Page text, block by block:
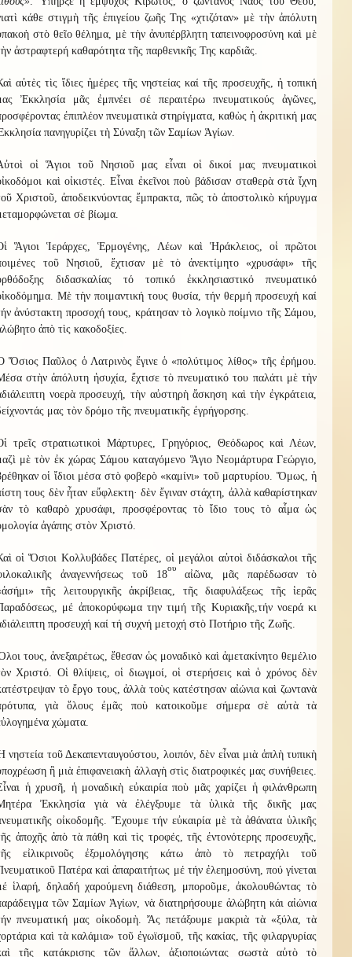
κάθε στιγμὴ τῆς ἐπιγείου ζωῆς Της «χτιζόταν» μὲ τὴν ἀπόλυτη
στὸ θεῖο θέλημα, μὲ τὴν ἀνυπέρβλητη ταπεινοφροσύνη καὶ μὲ
ἀστραφτερή καθαρότητα τῆς παρθενικῆς Της καρδιᾶς.
αὐτὲς τὶς ἴδιες ἡμέρες τῆς νηστείας καί τῆς προσευχῆς, ἡ τοπική
Ἐκκλησία μᾶς ἐμπνέει σέ περαιτέρω πνευματικούς ἀγῶνες,
ἐπιπλέον πνευματικὰ στηρίγματα, καθὼς ἡ ἀκριτική μας
πανηγυρίζει τὴ Σύναξη τῶν Σαμίων Ἁγίων.
οἱ Ἅγιοι τοῦ Νησιοῦ μας εἶναι οἱ δικοί μας πνευματικοὶ
καὶ οἰκιστές. Εἶναι ἐκεῖνοι ποὺ βάδισαν σταθερὰ στὰ ἴχνη
Χριστοῦ, ἀποδεικνύοντας ἔμπρακτα, πῶς τὸ ἀποστολικὸ κήρυγμα
σὲ βίωμα.
Ἅγιοι Ἱεράρχες, Ἑρμογένης, Λέων καὶ Ἡράκλειος, οἱ πρῶτοι
τοῦ Νησιοῦ, ἔχτισαν μὲ τὸ ἀνεκτίμητο «χρυσάφι» τῆς
διδασκαλίας τό τοπικό ἐκκλησιαστικό πνευματικό
Μὲ τὴν ποιμαντική τους θυσία, τήν θερμή προσευχή καί
ἀνύστακτη προσοχή τους, κράτησαν τὸ λογικὸ ποίμνιο τῆς Σάμου,
ἀπὸ τὶς κακοδοξίες.
Ὅσιος Παῦλος ὁ Λατρινὸς ἔγινε ὁ «πολύτιμος λίθος» τῆς ἐρήμου.
στὴν ἀπόλυτη ἡσυχία, ἔχτισε τὸ πνευματικό του παλάτι μὲ τὴν
νοερὰ προσευχή, τὴν αὐστηρὴ ἄσκηση καὶ τὴν ἐγκράτεια,
μας τὸν δρόμο τῆς πνευματικῆς ἐγρήγορσης.
τρεῖς στρατιωτικοὶ Μάρτυρες, Γρηγόριος, Θεόδωρος καὶ Λέων,
μὲ τὸν ἐκ χώρας Σάμου καταγόμενο Ἅγιο Νεομάρτυρα Γεώργιο,
οἱ ἴδιοι μέσα στὸ φοβερὸ «καμίνι» τοῦ μαρτυρίου. Ὅμως, ἡ
τους δὲν ἦταν εὔφλεκτη· δὲν ἔγιναν στάχτη, ἀλλὰ καθαρίστηκαν
τὸ καθαρὸ χρυσάφι, προσφέροντας τὸ ἴδιο τους τὸ αἷμα ὡς
ἀγάπης στὸν Χριστό.
οἱ Ὅσιοι Κολλυβάδες Πατέρες, οἱ μεγάλοι αὐτοὶ διδάσκαλοι τῆς
ἀναγεννήσεως τοῦ 18
ου
αἰῶνα, μᾶς παρέδωσαν τὸ
τῆς λειτουργικῆς ἀκρίβειας, τῆς διαφυλάξεως τῆς ἱερᾶς
μέ ἀποκορύφωμα την τιμή τῆς Κυριακῆς,τήν νοερά κι
προσευχή καί τή συχνή μετοχή στὸ Ποτήριο τῆς Ζωῆς.
τους, ἀνεξαιρέτως, ἔθεσαν ὡς μοναδικὸ καὶ ἀμετακίνητο θεμέλιο
Χριστό. Οἱ θλίψεις, οἱ διωγμοί, οἱ στερήσεις καὶ ὁ χρόνος δὲν
τὸ ἔργο τους, ἀλλὰ τοὺς κατέστησαν αἰώνια καὶ ζωντανὰ
γιὰ ὅλους ἐμᾶς ποὺ κατοικοῦμε σήμερα σὲ αὐτὰ τὰ
χώματα.
νηστεία τοῦ Δεκαπενταυγούστου, λοιπόν, δὲν εἶναι μιὰ ἁπλὴ τυπικὴ
ἢ μιὰ ἐπιφανειακὴ ἀλλαγὴ στὶς διατροφικές μας συνήθειες.
ἡ χρυσῆ, ἡ μοναδικὴ εὐκαιρία ποὺ μᾶς χαρίζει ἡ φιλάνθρωπη
Ἐκκλησία γιὰ νὰ ἐλέγξουμε τὰ ὑλικὰ τῆς δικῆς μας
οἰκοδομῆς. Ἔχουμε τήν εὐκαιρία μὲ τὰ ἀθάνατα ὑλικῆς
ἀποχῆς ἀπὸ τὰ πάθη καὶ τὶς τροφές, τῆς ἐντονότερης προσευχῆς,
εἰλικρινοῦς ἐξομολόγησης κάτω ἀπὸ τὸ πετραχήλι τοῦ
Πατέρα καὶ ἀπαραιτήτως μέ τήν ἐλεημοσύνη, πού γίνεται
ἱλαρή, δηλαδή χαρούμενη διάθεση, μποροῦμε, ἀκολουθώντας τὸ
τῶν Σαμίων Ἁγίων, νὰ διατηρήσουμε ἀλώβητη κάι αἰώνια
πνευματική μας οἰκοδομὴ. Ἄς πετάξουμε μακριὰ τὰ «ξύλα, τὰ
καὶ τὰ καλάμια» τοῦ ἐγωϊσμοῦ, τῆς κακίας, τῆς φιλαργυρίας
τῆς κατάκρισης τῶν ἄλλων, ἀξιοποιώντας σωστὰ αὐτὸ τὸ